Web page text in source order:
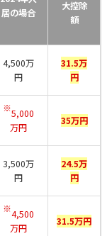
居の場合
大控除
額
4,500万
円
31.5万
円
※5,000
万円
35万円
3,500万
円
24.5万
円
※4,500
万円
31.5万円